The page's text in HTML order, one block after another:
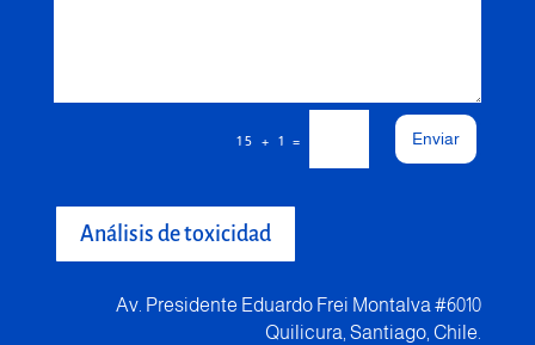
15 + 1 = Enviar
Análisis de toxicidad
Av. Presidente Eduardo Frei Montalva #6010
Quilicura, Santiago, Chile.